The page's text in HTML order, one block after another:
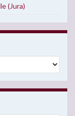
(Jura)